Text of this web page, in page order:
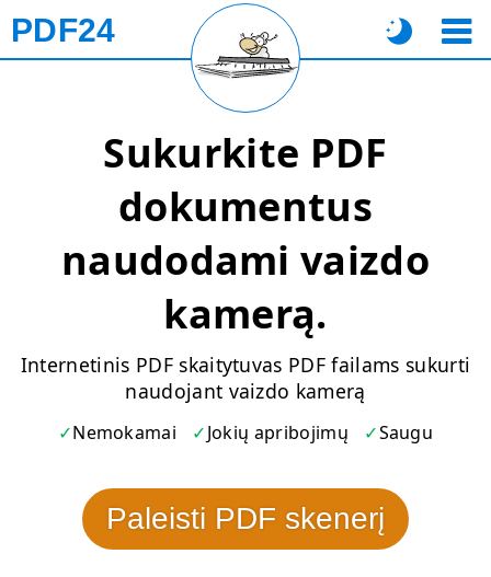
PDF24
Sukurkite PDF
dokumentus
naudodami vaizdo
kamerą.
Internetinis PDF skaitytuvas PDF failams sukurti
naudojant vaizdo kamerą
Nemokamai Jokių apribojimų Saugu
Paleisti PDF skenerį